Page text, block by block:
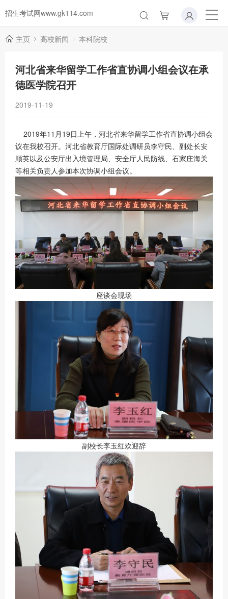
招生考试网www.gk114.com
主页 高校新闻 本科院校
河北省来华留学工作省直协调小组会议在承
德医学院召开
2019-11-19
2019年11月19日上午，河北省来华留学工作省直协调小组会
议在我校召开。河北省教育厅国际处调研员李守民、副处长安
顺英以及公安厅出入境管理局、安全厅人民防线、石家庄海关
等相关负责人参加本次协调小组会议。
座谈会现场
副校长李玉红欢迎辞